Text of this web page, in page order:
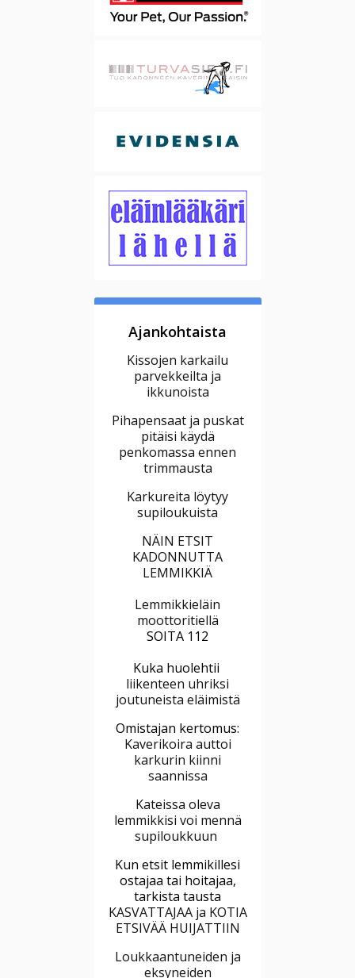
Ajankohtaista
Kissojen karkailu
parvekkeilta ja
ikkunoista
Pihapensaat ja puskat
pitäisi käydä
penkomassa ennen
trimmausta
Karkureita löytyy
supiloukuista
NÄIN ETSIT
KADONNUTTA
LEMMIKKIÄ
Lemmikkieläin
moottoritiellä
SOITA 112
Kuka huolehtii
liikenteen uhriksi
joutuneista eläimistä
Omistajan kertomus:
Kaverikoira auttoi
karkurin kiinni
saannissa
Kateissa oleva
lemmikkisi voi mennä
supiloukkuun
Kun etsit lemmikillesi
ostajaa tai hoitajaa,
tarkista tausta
KASVATTAJAA ja KOTIA
ETSIVÄÄ HUIJATTIIN
Loukkaantuneiden ja
eksyneiden